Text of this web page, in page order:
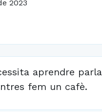
2023
aprendre
fem un cafè.